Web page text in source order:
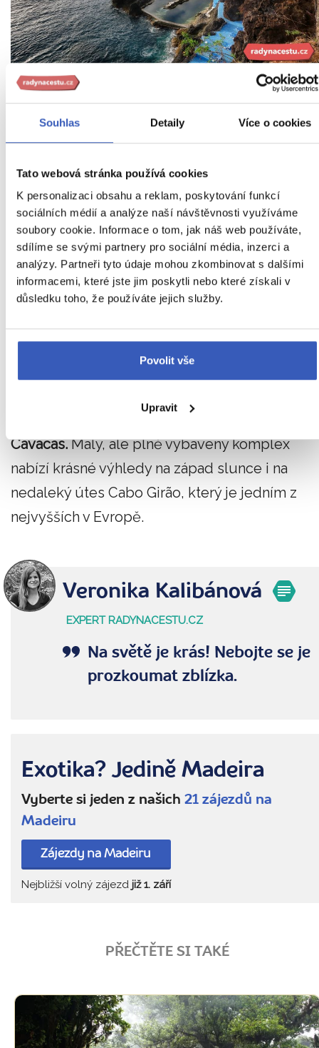
Souhlas Detaily Více o cookies
Tato webová stránka používá cookies
K personalizaci obsahu a reklam, poskytování funkcí
sociálních médií a analýze naší návštěvnosti využíváme
soubory cookie. Informace o tom, jak náš web používáte,
sdílíme se svými partnery pro sociální média, inzerci a
analýzy. Partneři tyto údaje mohou zkombinovat s dalšími
informacemi, které jste jim poskytli nebo které získali v
důsledku toho, že používáte jejich služby.
Povolit vše
Upravit
Doca do Cavacas
Lávových jezírek je podél madeirského
rezidencí.
Asi 10 km od Porto Moniz leží Seixal známý
svou černou písečnou plážía výhledy na
vodopád Véu da Noiva („Nevěstin závoj“), který
padá z vysokého útesu přímo do oceánu. I
se můžete vykoupat ve veřejně přístupném
bazénu Poças das Lesmas. Jen pozor – vlny
sem dokážou přijít rychle a bez varování, takže
nepodceňujte své plavecké schopnosti.
Cavacas.Malý, ale plně vybavený komplex
nabízí krásné výhledy na západ slunce i na
nedaleký útes Cabo Girão, který je jedním z
nejvyšších v Evropě.
Veronika Kalibánová
EXPERT RADYNACESTU.CZ
Na světě je krás! Nebojte se je
prozkoumat zblízka.
Exotika? Jedině Madeira
Vyberte si jeden z našich 21 zájezdů na
Madeiru
Zájezdy na Madeiru
Nejbližší volný zájezd již 1. září
PŘEČTĚTE SI TAKÉ